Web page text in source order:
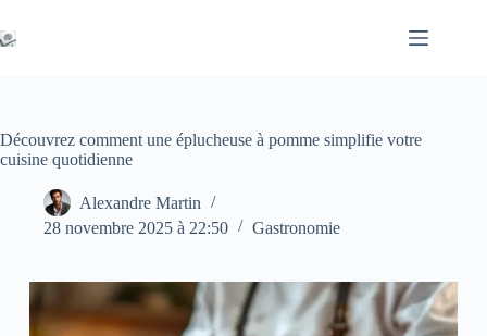
au
contenu
Découvrez comment une éplucheuse à pomme simplifie votre
cuisine quotidienne
Alexandre Martin
28 novembre 2025 à 22:50
Gastronomie